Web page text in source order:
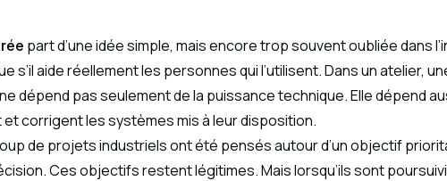
part d’une idée simple, mais encore trop souvent oubliée dans
s’il aide réellement les personnes qui l’utilisent. Dans un atelier,
dépend pas seulement de la puissance technique. Elle dépend
corrigent les systèmes mis à leur disposition.
de projets industriels ont été pensés autour d’un objectif
Ces objectifs restent légitimes. Mais lorsqu’ils sont